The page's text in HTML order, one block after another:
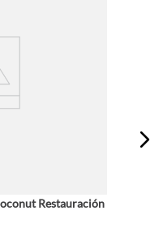
Restauración